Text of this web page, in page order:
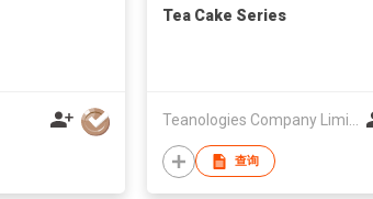
Tea Cake Series
查询